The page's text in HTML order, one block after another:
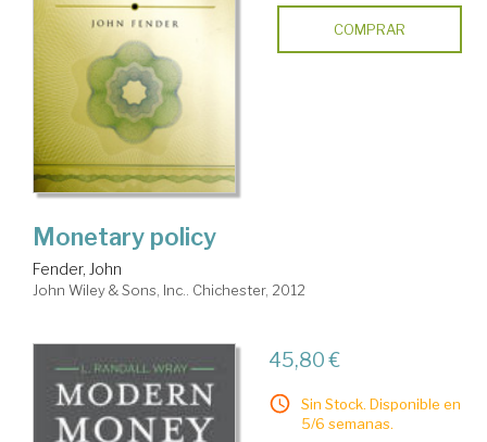
COMPRAR
Monetary policy
Fender, John
John Wiley & Sons, Inc.. Chichester, 2012
45,80 €
Sin Stock. Disponible en
5/6 semanas.